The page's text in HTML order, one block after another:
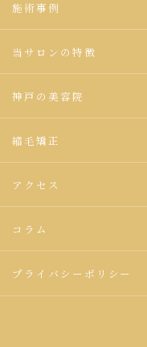
施術事例
当サロンの特徴
神戸の美容院
縮毛矯正
アクセス
コラム
プライバシーポリシー